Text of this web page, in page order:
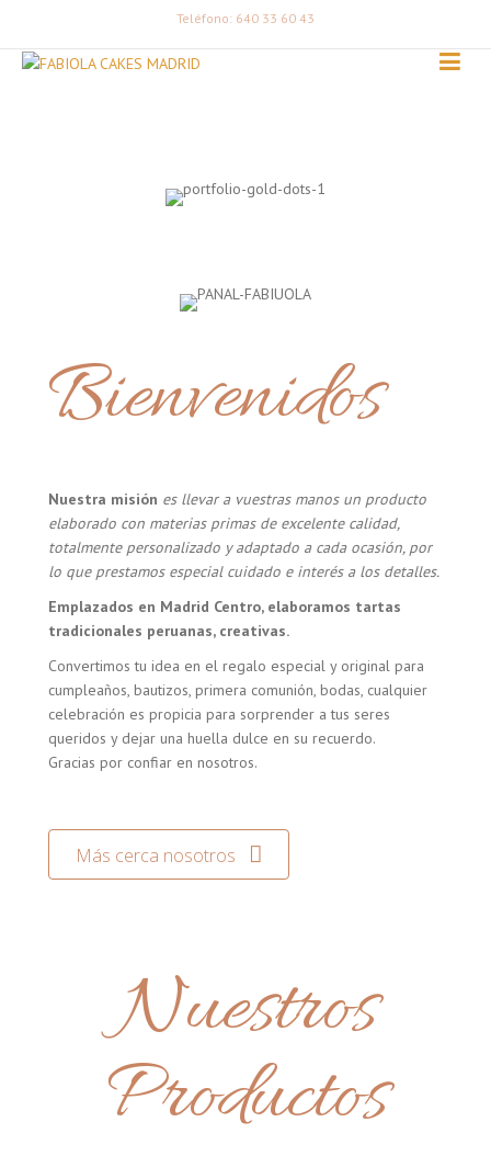
Teléfono: 640 33 60 43
Bienvenidos
Nuestra misión es llevar a vuestras manos un producto
elaborado con materias primas de excelente calidad,
totalmente personalizado y adaptado a cada ocasión, por
lo que prestamos especial cuidado e interés a los detalles.
Emplazados en Madrid Centro, elaboramos tartas
tradicionales peruanas, creativas.
Convertimos tu idea en el regalo especial y original para
cumpleaños, bautizos, primera comunión, bodas, cualquier
celebración es propicia para sorprender a tus seres
queridos y dejar una huella dulce en su recuerdo.
Gracias por confiar en nosotros.
Más cerca nosotros
Nuestros
Productos